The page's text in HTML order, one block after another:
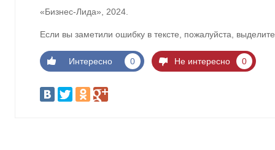
«Бизнес-Лида», 2024.
Если вы заметили ошибку в тексте, пожалуйста,
Интересно 0 Не интересно 0